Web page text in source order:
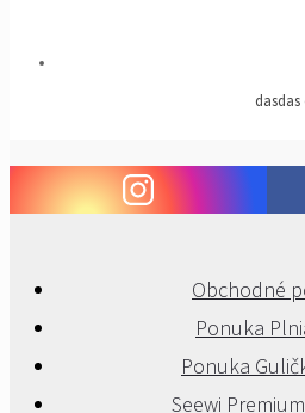
dasdas
Obchodné
Ponuka
Ponuka
Seewi